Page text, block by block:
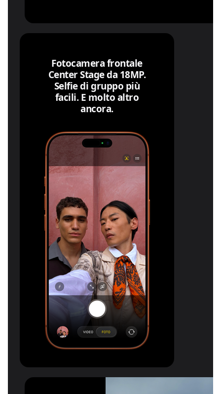
Fotocamera frontale
Center Stage da 18MP.
Selfie di gruppo più
facili. E molto altro
ancora.
Fotocamere posteriori tutte Fusion da
Un sistema pro come